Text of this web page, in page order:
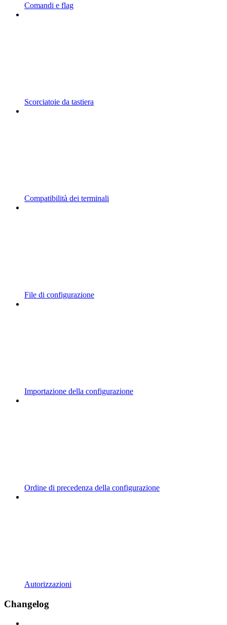
Comandi e flag
Scorciatoie da tastiera
Compatibilità dei terminali
File di configurazione
Importazione della configurazione
Ordine di precedenza della configurazione
Autorizzazioni
Changelog